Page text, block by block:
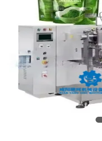
ΕΙΔΉΣΕΙΣ
ΥΠΟΘΈΣΕΙΣ